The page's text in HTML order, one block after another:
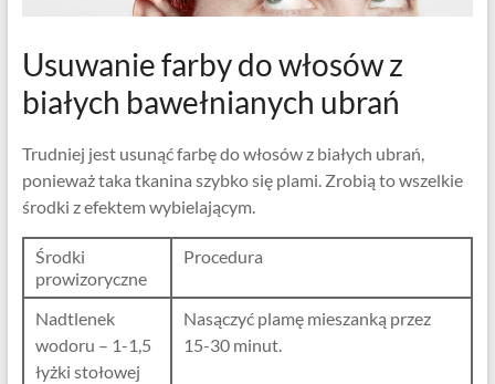
Usuwanie farby do włosów z
białych bawełnianych ubrań
Trudniej jest usunąć farbę do włosów z białych ubrań,
ponieważ taka tkanina szybko się plami. Zrobią to wszelkie
środki z efektem wybielającym.
Środki
prowizoryczne
Procedura
Nadtlenek
wodoru – 1-1,5
łyżki stołowej
Nasączyć plamę mieszanką przez
15-30 minut.